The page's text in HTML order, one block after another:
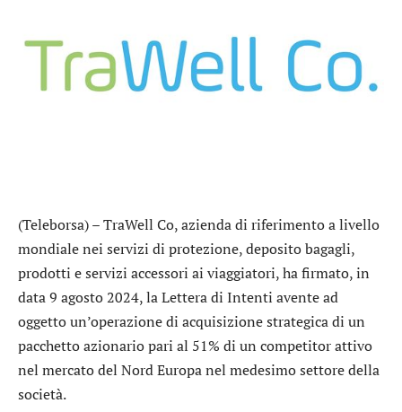
(Teleborsa) –TraWell Co, azienda di riferimento a livello
mondiale nei servizi di protezione, deposito bagagli,
prodotti e servizi accessori ai viaggiatori, ha firmato, in
data 9 agosto 2024, la Lettera di Intenti avente ad
oggetto un’operazione di acquisizione strategica di un
pacchetto azionario pari al 51% di un competitor attivo
nel mercato del Nord Europa nel medesimo settore della
società.